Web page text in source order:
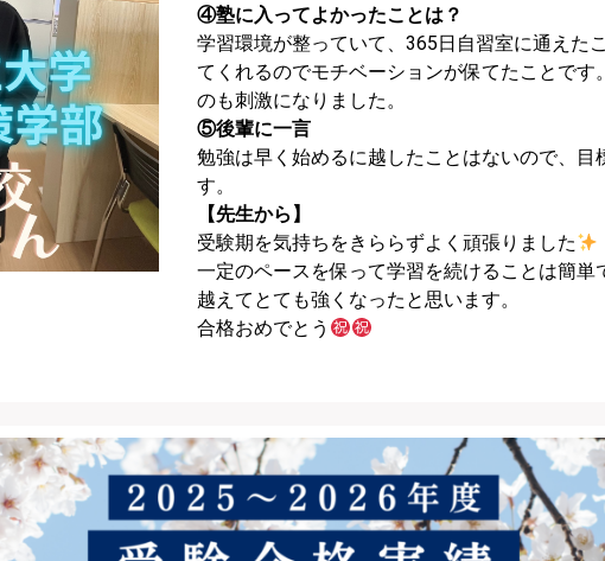
④塾に入ってよかったことは？
学習環境が整っていて、365日自習室に通えた
てくれるのでモチベーションが保てたことで
のも刺激になりました。
⑤後輩に一言
勉強は早く始めるに越したことはないので、
す。
【先生から】
受験期を気持ちをきららずよく頑張りました
一定のペースを保って学習を続けることは簡
越えてとても強くなったと思います。
合格おめでとう